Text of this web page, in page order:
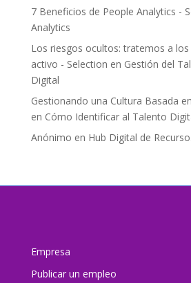
7 Beneficios de People Analytics -
Analytics
Los riesgos ocultos: tratemos a
activo - Selection en Gestión del
Digital
Gestionando una Cultura Basada
en Cómo Identificar al Talento
Anónimo en Hub Digital de
Empresa
Publicar un empleo